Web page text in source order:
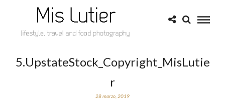
5.UpstateStock_Copyright_MisLutie
r
28 marzo, 2019